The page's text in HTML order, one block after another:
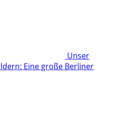
Unser
Eine große Berliner